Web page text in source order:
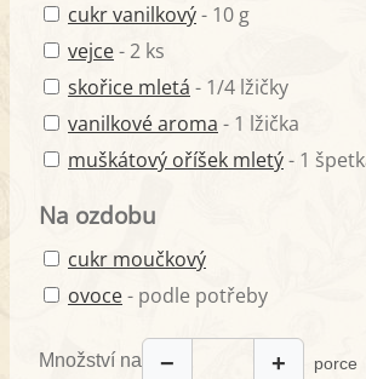
cukr vanilkový- 10 g
vejce- 2 ks
skořice mletá - 1/4 lžičky
vanilkové aroma - 1 lžička
muškátový oříšek mletý- 1
Na ozdobu
cukr moučkový
ovoce- podle potřeby
Množství na − + porce